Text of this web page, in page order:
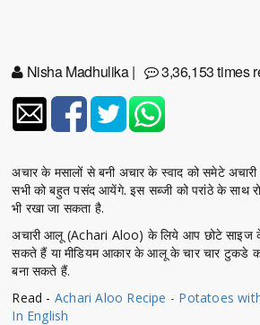
Nisha Madhulika| 3,36,153 times
अचार के मसालों से बनी अचार के स्वाद को समेटे
सभी को बहुत पसंद आयेंगे. इस सब्जी को परांठे के साथ
भी रखा जा सकता है.
अचारी आलू (Achari Aloo) के लिये आप छोटे साइज के
सकते हैं या मीडियम आकार के आलू के चार चार टुकडे
बना सकते हैं.
Read - Achari Aloo Recipe - Potatoes
In English